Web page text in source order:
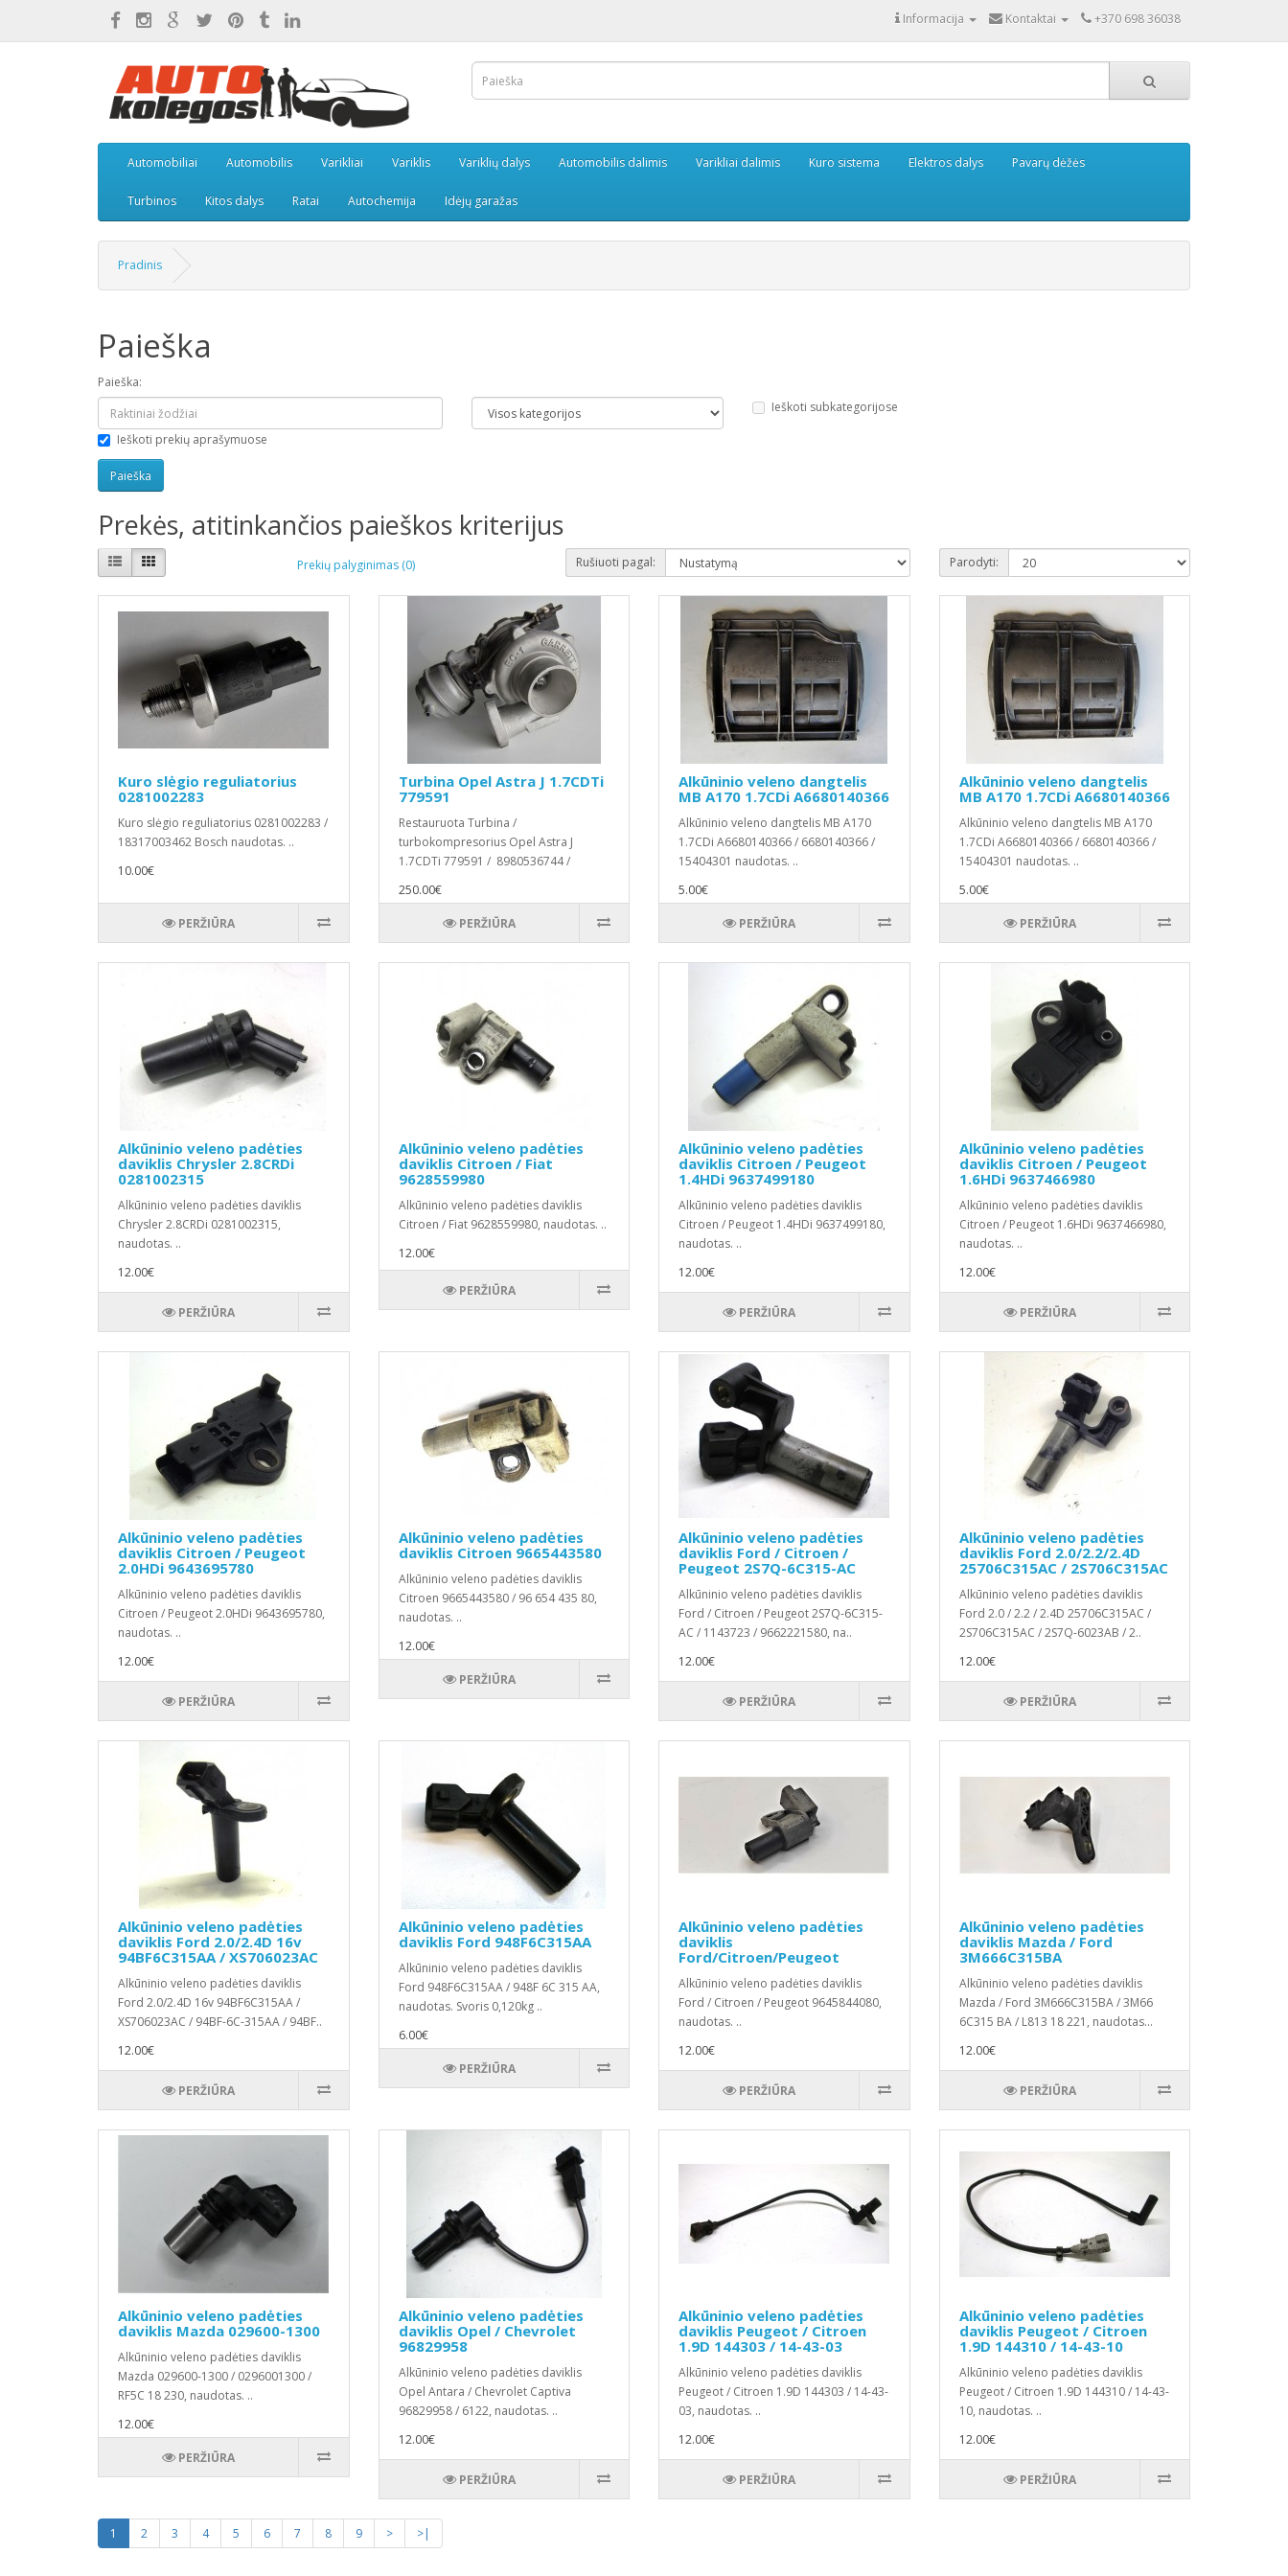
Informacija Kontaktai +370 698 36038
Automobiliai Automobilis Varikliai Variklis Variklių dalys Automobilis dalimis Varikliai dalimis Kuro sistema Elektros dalys Pavarų dėžės
Turbinos Kitos dalys Ratai Autochemija Idėjų garažas
Pradinis
Paieška
Paieška:
Ieškoti subkategorijose
Ieškoti prekių aprašymuose
Prekės, atitinkančios paieškos kriterijus
Prekių palyginimas (0) Rušiuoti pagal: Parodyti:
Kuro slėgio reguliatorius
0281002283
Kuro slėgio reguliatorius 0281002283 /
18317003462 Bosch naudotas. ..
10.00€
PERŽIŪRA
Turbina Opel Astra J 1.7CDTi
779591
Restauruota Turbina /
turbokompresorius Opel Astra J
1.7CDTi 779591 / 8980536744 /
250.00€
PERŽIŪRA
Alkūninio veleno dangtelis
MB A170 1.7CDi A6680140366
Alkūninio veleno dangtelis MB A170
1.7CDi A6680140366 / 6680140366 /
15404301 naudotas. ..
5.00€
PERŽIŪRA
Alkūninio veleno dangtelis
MB A170 1.7CDi A6680140366
Alkūninio veleno dangtelis MB A170
1.7CDi A6680140366 / 6680140366 /
15404301 naudotas. ..
5.00€
PERŽIŪRA
Alkūninio veleno padėties
daviklis Chrysler 2.8CRDi
0281002315
Alkūninio veleno padėties daviklis
Chrysler 2.8CRDi 0281002315,
naudotas. ..
12.00€
PERŽIŪRA
Alkūninio veleno padėties
daviklis Citroen / Fiat
9628559980
Alkūninio veleno padėties daviklis
Citroen / Fiat 9628559980, naudotas. ..
12.00€
PERŽIŪRA
Alkūninio veleno padėties
daviklis Citroen / Peugeot
1.4HDi 9637499180
Alkūninio veleno padėties daviklis
Citroen / Peugeot 1.4HDi 9637499180,
naudotas. ..
12.00€
PERŽIŪRA
Alkūninio veleno padėties
daviklis Citroen / Peugeot
1.6HDi 9637466980
Alkūninio veleno padėties daviklis
Citroen / Peugeot 1.6HDi 9637466980,
naudotas. ..
12.00€
PERŽIŪRA
Alkūninio veleno padėties
daviklis Citroen / Peugeot
2.0HDi 9643695780
Alkūninio veleno padėties daviklis
Citroen / Peugeot 2.0HDi 9643695780,
naudotas. ..
12.00€
PERŽIŪRA
Alkūninio veleno padėties
daviklis Citroen 9665443580
Alkūninio veleno padėties daviklis
Citroen 9665443580 / 96 654 435 80,
naudotas. ..
12.00€
PERŽIŪRA
Alkūninio veleno padėties
daviklis Ford / Citroen /
Peugeot 2S7Q-6C315-AC
Alkūninio veleno padėties daviklis
Ford / Citroen / Peugeot 2S7Q-6C315-
AC / 1143723 / 9662221580, na..
12.00€
PERŽIŪRA
Alkūninio veleno padėties
daviklis Ford 2.0/2.2/2.4D
25706C315AC / 2S706C315AC
Alkūninio veleno padėties daviklis
Ford 2.0 / 2.2 / 2.4D 25706C315AC /
2S706C315AC / 2S7Q-6023AB / 2..
12.00€
PERŽIŪRA
Alkūninio veleno padėties
daviklis Ford 2.0/2.4D 16v
94BF6C315AA / XS706023AC
Alkūninio veleno padėties daviklis
Ford 2.0/2.4D 16v 94BF6C315AA /
XS706023AC / 94BF-6C-315AA / 94BF..
12.00€
PERŽIŪRA
Alkūninio veleno padėties
daviklis Ford 948F6C315AA
Alkūninio veleno padėties daviklis
Ford 948F6C315AA / 948F 6C 315 AA,
naudotas. Svoris 0,120kg ..
6.00€
PERŽIŪRA
Alkūninio veleno padėties
daviklis
Ford/Citroen/Peugeot
Alkūninio veleno padėties daviklis
Ford / Citroen / Peugeot 9645844080,
naudotas. ..
12.00€
PERŽIŪRA
Alkūninio veleno padėties
daviklis Mazda / Ford
3M666C315BA
Alkūninio veleno padėties daviklis
Mazda / Ford 3M666C315BA / 3M66
6C315 BA / L813 18 221, naudotas...
12.00€
PERŽIŪRA
Alkūninio veleno padėties
daviklis Mazda 029600-1300
Alkūninio veleno padėties daviklis
Mazda 029600-1300 / 0296001300 /
RF5C 18 230, naudotas. ..
12.00€
PERŽIŪRA
Alkūninio veleno padėties
daviklis Opel / Chevrolet
96829958
Alkūninio veleno padėties daviklis
Opel Antara / Chevrolet Captiva
96829958 / 6122, naudotas. ..
12.00€
PERŽIŪRA
Alkūninio veleno padėties
daviklis Peugeot / Citroen
1.9D 144303 / 14-43-03
Alkūninio veleno padėties daviklis
Peugeot / Citroen 1.9D 144303 / 14-43-
03, naudotas. ..
12.00€
PERŽIŪRA
Alkūninio veleno padėties
daviklis Peugeot / Citroen
1.9D 144310 / 14-43-10
Alkūninio veleno padėties daviklis
Peugeot / Citroen 1.9D 144310 / 14-43-
10, naudotas. ..
12.00€
PERŽIŪRA
1 2 3 4 5 6 7 8 9 > >|